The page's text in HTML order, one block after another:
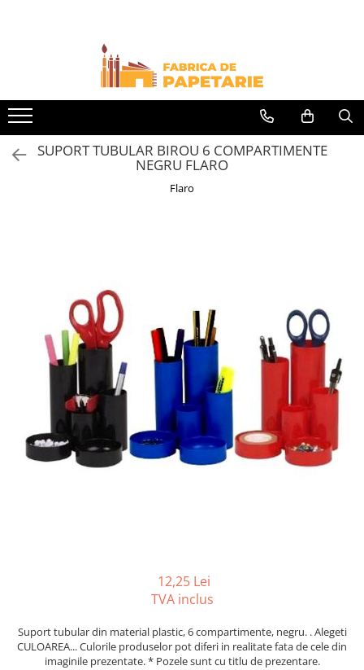
Toate Produsele
Hartie si articole din hartie
Hartie pentru copiator si cartoane
Hartie color pentru copiator
Papetarie personalizata
Plicuri personalizate
Plicuri
Tipizate
Tipizate autocopiative
Tipizate autocopiative
personalizate
Tipizate offset
Tipizate offset personalizate
Produse si rechizite scolare
Caiete si produse din hartie
SUPORT TUBULAR BIROU 6 COMPARTIMENTE
NEGRU FLARO
Flaro
12,25 Lei
TVA inclus
Suport tubular din material plastic, 6 compartimente, negru. . Alegeti
CULOAREA... Culorile produselor pot diferi in realitate fata de cele din
imaginile prezentate. * Pozele sunt cu titlu de prezentare.